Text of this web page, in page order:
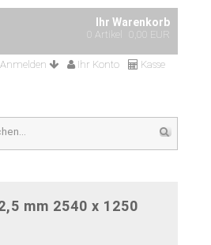
Ihr Warenkorb
0 Artikel 0,00 EUR
Anmelden Ihr Konto Kasse
mm 2540 x 1250